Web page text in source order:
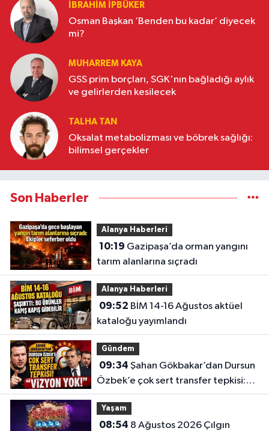
İBRAHIM İPBÜKER
Osman Başkan ‘Benden bu kadar’ diyecek
mi?
MUHARREM KAYA
GSS prim borçları, SGK'nın bağladığı aylık
ve gelirlerden kesilecek
TALHA TAN
Oksalat metabolizması ve böbrek sağlığı:
bilimsel gerçekler
Son Haberler
Alanya Haberleri
10:19
tarım alanlarına sıçradı
Alanya Haberleri
09:52
kataloğu yayımlandı
Gündem
09:34
Özbek’e çok sert transfer tepkisi:
“Vizyon yok!”
Yaşam
08:54